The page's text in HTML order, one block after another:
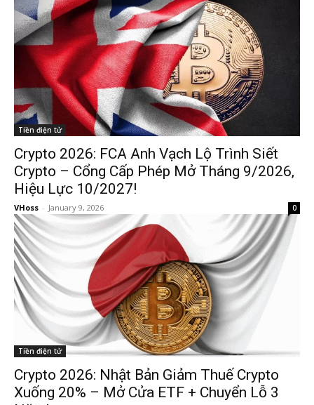
Tiền điện tử
Crypto 2026: FCA Anh Vạch Lộ Trình Siết
Crypto – Cổng Cấp Phép Mở Tháng 9/2026,
Hiệu Lực 10/2027!
VHoss - January 9, 2026 0
Tiền điện tử
Crypto 2026: Nhật Bản Giảm Thuế Crypto
Xuống 20% – Mở Cửa ETF + Chuyển Lỗ 3